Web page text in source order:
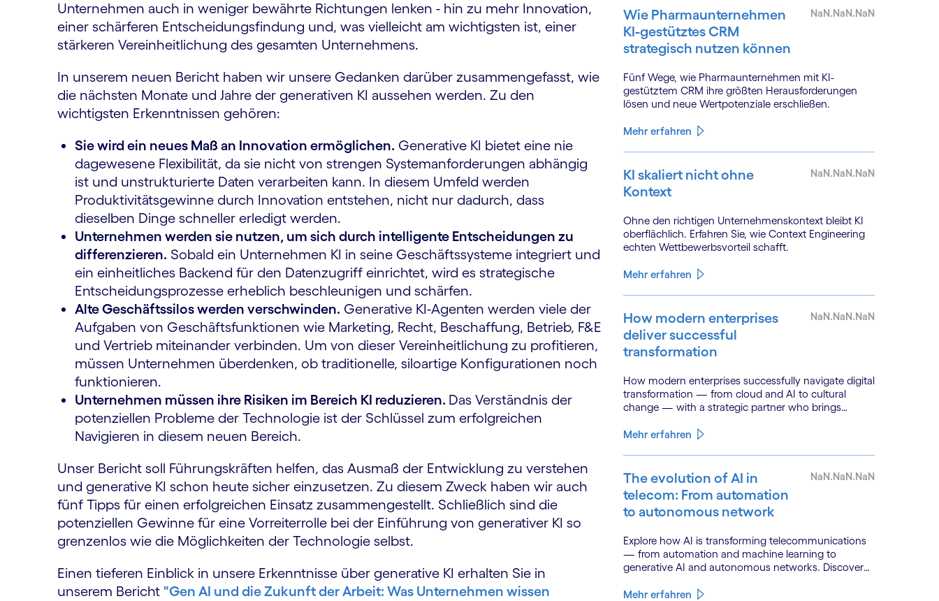
Unternehmen auch in weniger bewährte Richtungen lenken - hin zu mehr Innovation,
einer schärferen Entscheidungsfindung und, was vielleicht am wichtigsten ist, einer
stärkeren Vereinheitlichung des gesamten Unternehmens.
In unserem neuen Bericht haben wir unsere Gedanken darüber zusammengefasst, wie
die nächsten Monate und Jahre der generativen KI aussehen werden. Zu den
wichtigsten Erkenntnissen gehören:
Sie wird ein neues Maß an Innovation ermöglichen. Generative KI bietet eine nie
dagewesene Flexibilität, da sie nicht von strengen Systemanforderungen abhängig
ist und unstrukturierte Daten verarbeiten kann. In diesem Umfeld werden
Produktivitätsgewinne durch Innovation entstehen, nicht nur dadurch, dass
dieselben Dinge schneller erledigt werden.
Unternehmen werden sie nutzen, um sich durch intelligente Entscheidungen zu
differenzieren. Sobald ein Unternehmen KI in seine Geschäftssysteme integriert und
ein einheitliches Backend für den Datenzugriff einrichtet, wird es strategische
Entscheidungsprozesse erheblich beschleunigen und schärfen.
Alte Geschäftssilos werden verschwinden. Generative KI-Agenten werden viele der
Aufgaben von Geschäftsfunktionen wie Marketing, Recht, Beschaffung, Betrieb, F&E
und Vertrieb miteinander verbinden. Um von dieser Vereinheitlichung zu profitieren,
müssen Unternehmen überdenken, ob traditionelle, siloartige Konfigurationen noch
funktionieren.
Unternehmen müssen ihre Risiken im Bereich KI reduzieren. Das Verständnis der
potenziellen Probleme der Technologie ist der Schlüssel zum erfolgreichen
Navigieren in diesem neuen Bereich.
Unser Bericht soll Führungskräften helfen, das Ausmaß der Entwicklung zu verstehen
und generative KI schon heute sicher einzusetzen. Zu diesem Zweck haben wir auch
fünf Tipps für einen erfolgreichen Einsatz zusammengestellt. Schließlich sind die
potenziellen Gewinne für eine Vorreiterrolle bei der Einführung von generativer KI so
grenzenlos wie die Möglichkeiten der Technologie selbst.
Einen tieferen Einblick in unsere Erkenntnisse über generative KI erhalten Sie in
unserem Bericht "Gen AI und die Zukunft der Arbeit: Was Unternehmen wissen
Wie Pharmaunternehmen
KI-gestütztes CRM
strategisch nutzen können
NaN.NaN.NaN
Fünf Wege, wie Pharmaunternehmen mit KI-
gestütztem CRM ihre größten Herausforderungen
lösen und neue Wertpotenziale erschließen.
Mehr erfahren
KI skaliert nicht ohne
Kontext
NaN.NaN.NaN
Ohne den richtigen Unternehmenskontext bleibt KI
oberflächlich. Erfahren Sie, wie Context Engineering
echten Wettbewerbsvorteil schafft.
Mehr erfahren
How modern enterprises
deliver successful
transformation
NaN.NaN.NaN
How modern enterprises successfully navigate digital
transformation — from cloud and AI to cultural
change — with a strategic partner who brings
Mehr erfahren
The evolution of AI in
telecom: From automation
to autonomous network
NaN.NaN.NaN
Explore how AI is transforming telecommunications
— from automation and machine learning to
generative AI and autonomous networks. Discover
Mehr erfahren